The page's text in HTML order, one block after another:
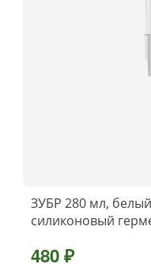
ЗУБР 280 мл,
силиконовый
480 ₽